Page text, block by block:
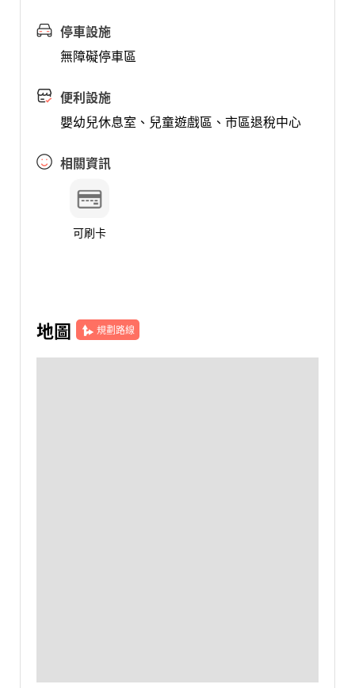
停車設施
無障礙停車區
便利設施
嬰幼兒休息室、兒童遊戲區、市區退稅中心
相關資訊
可刷卡
地圖 規劃路線